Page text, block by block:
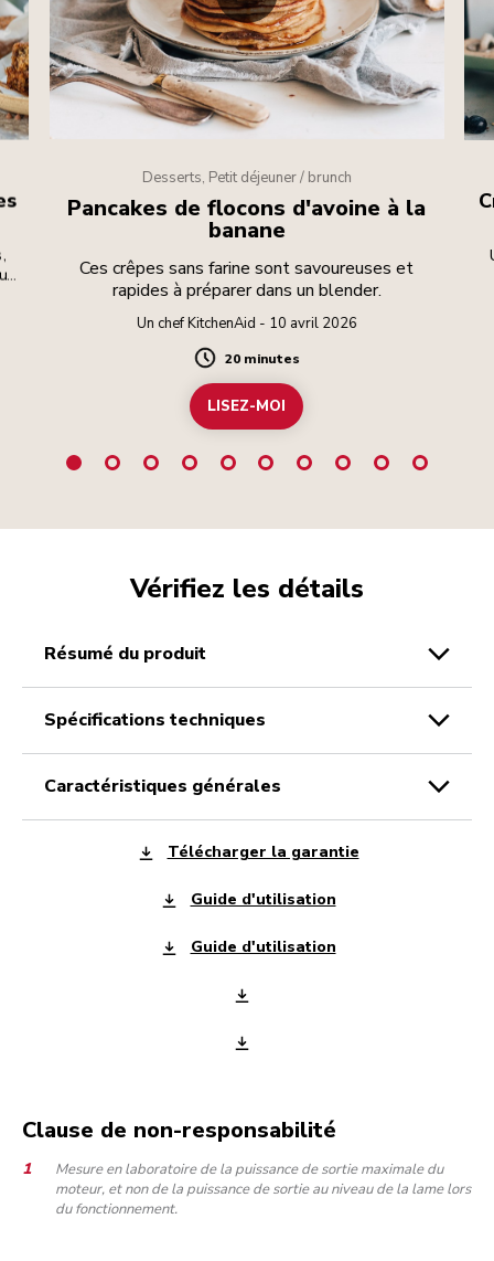
Desserts, Petit déjeuner / brunch
Pancakes de flocons d'avoine à la
banane
Ces crêpes sans farine sont savoureuses et
rapides à préparer dans un blender.
Un chef KitchenAid - 10 avril 2026
Duration
20 minutes
LISEZ-MOI
Vérifiez les détails
résumé du produit
spécifications techniques
caractéristiques générales
Télécharger la garantie
Guide d'utilisation
Guide d'utilisation
Clause de non-responsabilité
Mesure en laboratoire de la puissance de sortie maximale du
moteur, et non de la puissance de sortie au niveau de la lame lors
du fonctionnement.